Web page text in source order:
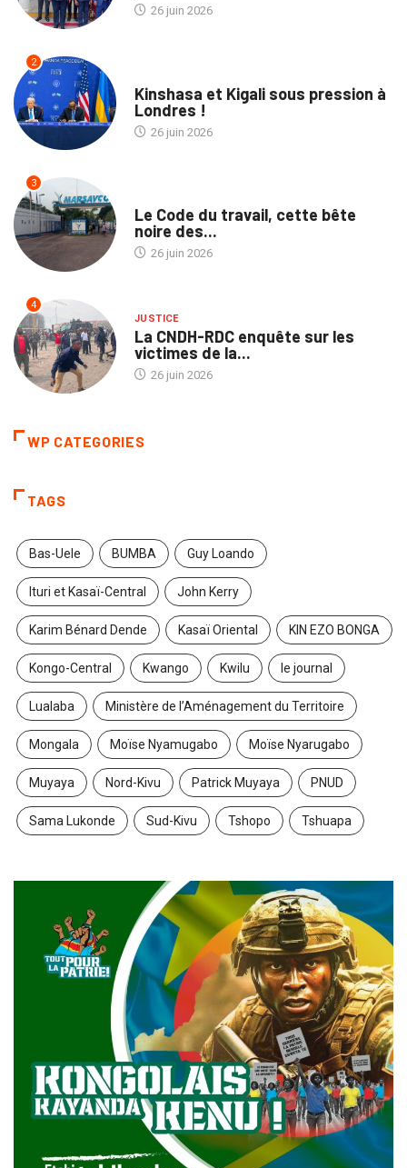
26 juin 2026
2
Kinshasa et Kigali sous pression à
Londres !
26 juin 2026
3
Le Code du travail, cette bête
noire des...
26 juin 2026
4
JUSTICE
La CNDH-RDC enquête sur les
victimes de la...
26 juin 2026
WP CATEGORIES
TAGS
Bas-Uele BUMBA Guy Loando
Ituri et Kasaï-Central John Kerry
Karim Bénard Dende Kasaï Oriental KIN EZO BONGA
Kongo-Central Kwango Kwilu le journal
Lualaba Ministère de l’Aménagement du Territoire
Mongala Moïse Nyamugabo Moïse Nyarugabo
Muyaya Nord-Kivu Patrick Muyaya PNUD
Sama Lukonde Sud-Kivu Tshopo Tshuapa